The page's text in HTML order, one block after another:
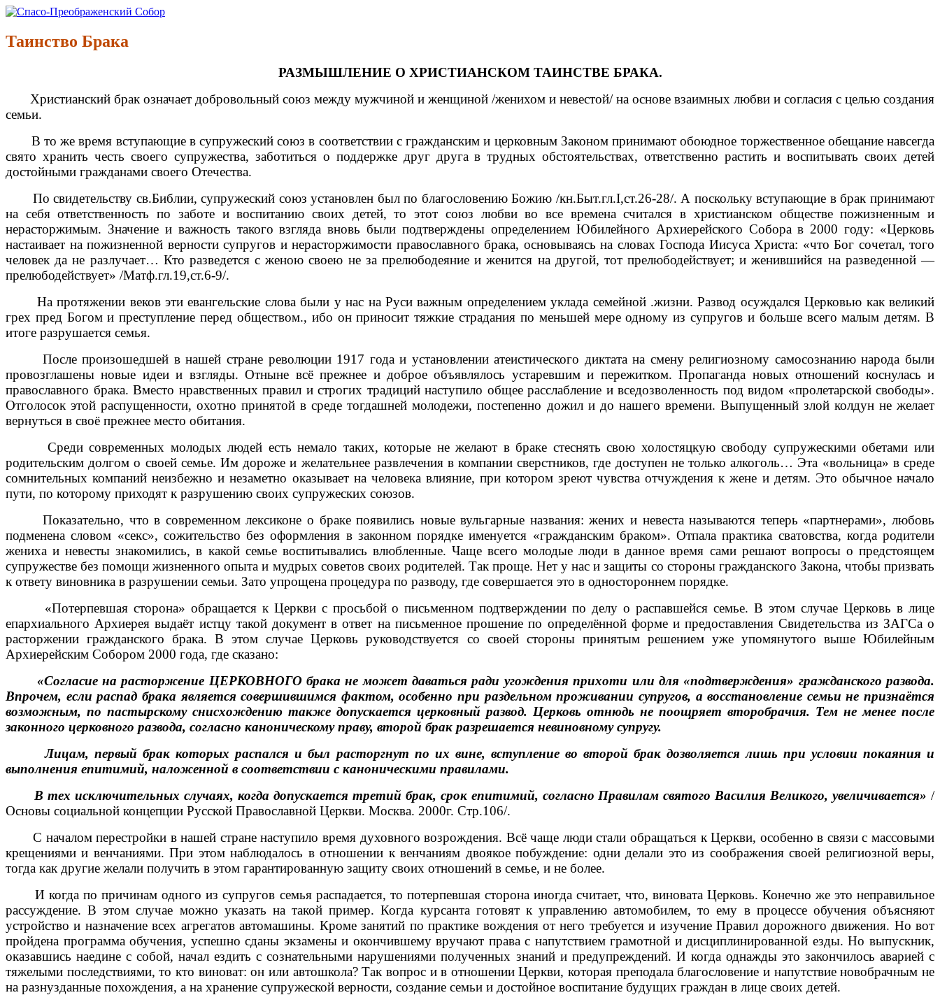
Перейти
содержимому
Спасо-Преображенский Собор
Спасо-Преображенский кафедральный Собор Новокузнецк
Таинство Брака
РАЗМЫШЛЕНИЕ О ХРИСТИАНСКОМ ТАИНСТВЕ БРАКА.
Христианский брак означает добровольный союз между мужчиной и женщиной /женихом и невестой/ на основе взаимных любви и согласия с целью создания
семьи.
В то же время вступающие в супружеский союз в соответствии с гражданским и церковным Законом принимают обоюдное торжественное обещание навсегда
свято хранить честь своего супружества, заботиться о поддержке друг друга в трудных обстоятельствах, ответственно растить и воспитывать своих детей
достойными гражданами своего Отечества.
По свидетельству св.Библии, супружеский союз установлен был по благословению Божию /кн.Быт.гл.I,ст.26-28/. А поскольку вступающие в брак принимают
на себя ответственность по заботе и воспитанию своих детей, то этот союз любви во все времена считался в христианском обществе пожизненным и
нерасторжимым. Значение и важность такого взгляда вновь были подтверждены определением Юбилейного Архиерейского Собора в 2000 году: «Церковь
настаивает на пожизненной верности супругов и нерасторжимости православного брака, основываясь на словах Господа Иисуса Христа: «что Бог сочетал, того
человек да не разлучает… Кто разведется с женою своею не за прелюбодеяние и женится на другой, тот прелюбодействует; и женившийся на разведенной —
прелюбодействует» /Матф.гл.19,ст.6-9/.
На протяжении веков эти евангельские слова были у нас на Руси важным определением уклада семейной .жизни. Развод осуждался Церковью как великий
грех пред Богом и преступление перед обществом., ибо он приносит тяжкие страдания по меньшей мере одному из супругов и больше всего малым детям. В
итоге разрушается семья.
После произошедшей в нашей стране революции 1917 года и установлении атеистического диктата на смену религиозному самосознанию народа были
провозглашены новые идеи и взгляды. Отныне всё прежнее и доброе объявлялось устаревшим и пережитком. Пропаганда новых отношений коснулась и
православного брака. Вместо нравственных правил и строгих традиций наступило общее расслабление и вседозволенность под видом «пролетарской свободы».
Отголосок этой распущенности, охотно принятой в среде тогдашней молодежи, постепенно дожил и до нашего времени. Выпущенный злой колдун не желает
вернуться в своё прежнее место обитания.
Среди современных молодых людей есть немало таких, которые не желают в браке стеснять свою холостяцкую свободу супружескими обетами или
родительским долгом о своей семье. Им дороже и желательнее развлечения в компании сверстников, где доступен не только алкоголь… Эта «вольница» в среде
сомнительных компаний неизбежно и незаметно оказывает на человека влияние, при котором зреют чувства отчуждения к жене и детям. Это обычное начало
пути, по которому приходят к разрушению своих супружеских союзов.
Показательно, что в современном лексиконе о браке появились новые вульгарные названия: жених и невеста называются теперь «партнерами», любовь
подменена словом «секс», сожительство без оформления в законном порядке именуется «гражданским браком». Отпала практика сватовства, когда родители
жениха и невесты знакомились, в какой семье воспитывались влюбленные. Чаще всего молодые люди в данное время сами решают вопросы о предстоящем
супружестве без помощи жизненного опыта и мудрых советов своих родителей. Так проще. Нет у нас и защиты со стороны гражданского Закона, чтобы призвать
к ответу виновника в разрушении семьи. Зато упрощена процедура по разводу, где совершается это в одностороннем порядке.
«Потерпевшая сторона» обращается к Церкви с просьбой о письменном подтверждении по делу о распавшейся семье. В этом случае Церковь в лице
епархиального Архиерея выдаёт истцу такой документ в ответ на письменное прошение по определённой форме и предоставления Свидетельства из ЗАГСа о
расторжении гражданского брака. В этом случае Церковь руководствуется со своей стороны принятым решением уже упомянутого выше Юбилейным
Архиерейским Собором 2000 года, где сказано:
«Согласие на расторжение ЦЕРКОВНОГО брака не может даваться ради угождения прихоти или для «подтверждения» гражданского развода.
Впрочем, если распад брака является совершившимся фактом, особенно при раздельном проживании супругов, а восстановление семьи не признаётся
возможным, по пастырскому снисхождению также допускается церковный развод. Церковь отнюдь не поощряет второбрачия. Тем не менее после
законного церковного развода, согласно каноническому праву, второй брак разрешается невиновному супругу.
Лицам, первый брак которых распался и был расторгнут по их вине, вступление во второй брак дозволяется лишь при условии покаяния и
выполнения епитимий, наложенной в соответствии с каноническими правилами.
В тех исключительных случаях, когда допускается третий брак, срок епитимий, согласно Правилам святого Василия Великого, увеличивается» /
Основы социальной концепции Русской Православной Церкви. Москва. 2000г. Стр.106/.
С началом перестройки в нашей стране наступило время духовного возрождения. Всё чаще люди стали обращаться к Церкви, особенно в связи с массовыми
крещениями и венчаниями. При этом наблюдалось в отношении к венчаниям двоякое побуждение: одни делали это из соображения своей религиозной веры,
тогда как другие желали получить в этом гарантированную защиту своих отношений в семье, и не более.
И когда по причинам одного из супругов семья распадается, то потерпевшая сторона иногда считает, что, виновата Церковь. Конечно же это неправильное
рассуждение. В этом случае можно указать на такой пример. Когда курсанта готовят к управлению автомобилем, то ему в процессе обучения объясняют
устройство и назначение всех агрегатов автомашины. Кроме занятий по практике вождения от него требуется и изучение Правил дорожного движения. Но вот
пройдена программа обучения, успешно сданы экзамены и окончившему вручают права с напутствием грамотной и дисциплинированной езды. Но выпускник,
оказавшись наедине с собой, начал ездить с сознательными нарушениями полученных знаний и предупреждений. И когда однажды это закончилось аварией с
тяжелыми последствиями, то кто виноват: он или автошкола? Так вопрос и в отношении Церкви, которая преподала благословение и напутствие новобрачным не
на разнузданные похождения, а на хранение супружеской верности, создание семьи и достойное воспитание будущих граждан в лице своих детей.